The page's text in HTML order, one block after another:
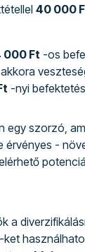
40 000
000 Ft -os
-nyi
egy szorzó,
érvényes -
a
ket